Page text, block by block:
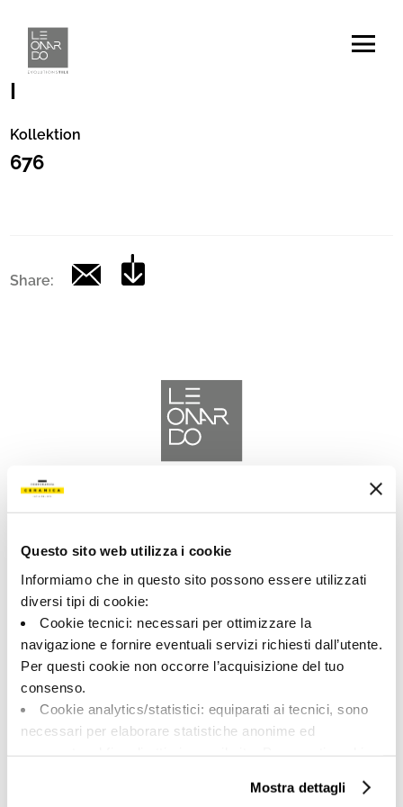
Questo sito web utilizza i cookie
Informiamo che in questo sito possono essere utilizzati
diversi tipi di cookie:
Cookie tecnici: necessari per ottimizzare la
navigazione e fornire eventuali servizi richiesti dall’utente.
Per questi cookie non occorre l’acquisizione del tuo
consenso.
Cookie analytics/statistici: equiparati ai tecnici, sono
necessari per elaborare statistiche anonime ed
Cookie di profilazione/marketing: sono utilizzati, solo
Mostra dettagli
Artikelnummer
|
Kollektion
676
Share:
LEOANARDO